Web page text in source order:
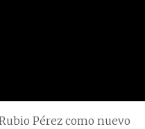
Pérez como nuevo